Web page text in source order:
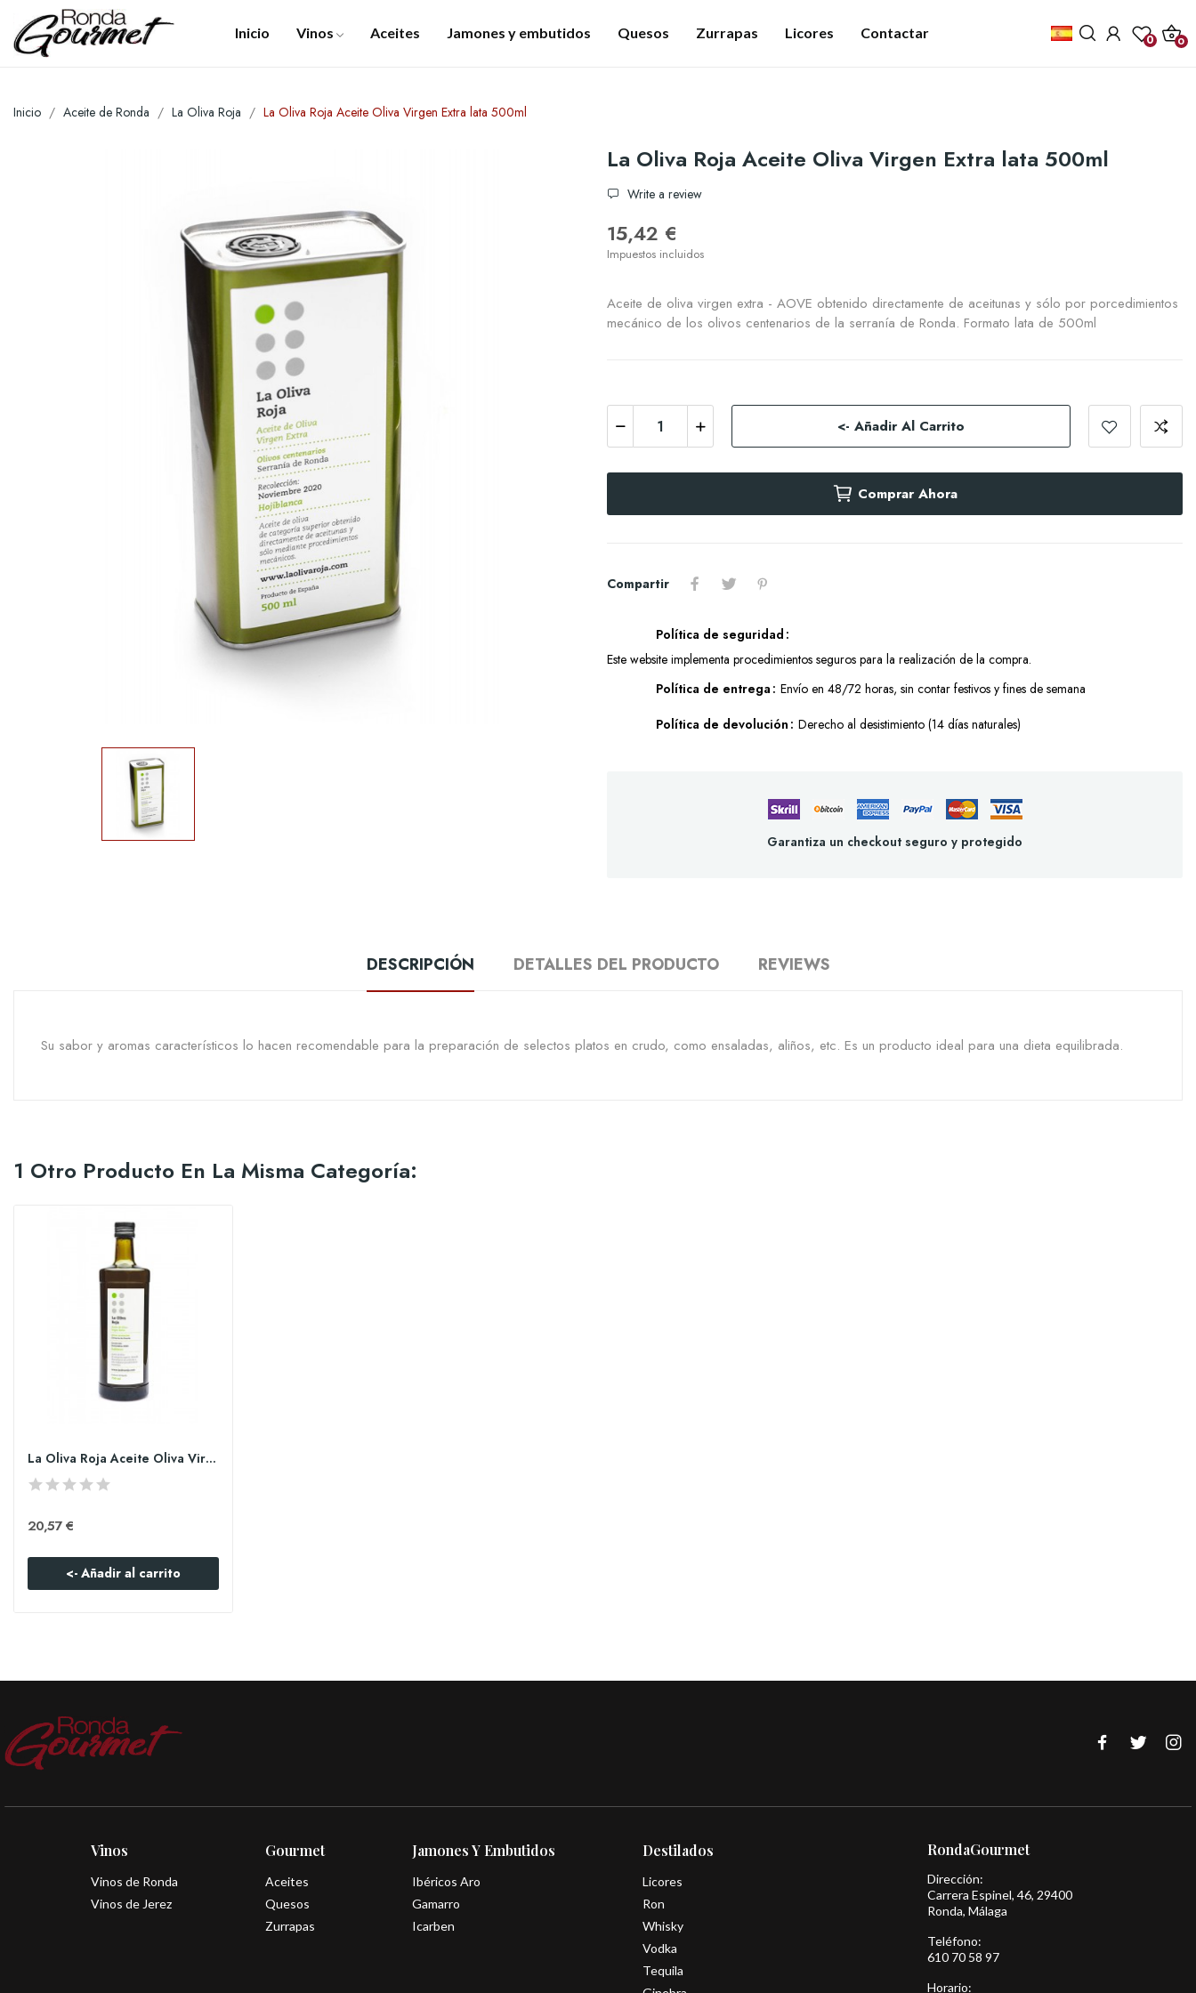
Inicio Vinos Aceites Jamones y embutidos Quesos Zurrapas Licores Contactar 0 0
Inicio Aceite de Ronda La Oliva Roja La Oliva Roja Aceite Oliva Virgen Extra lata 500ml
La Oliva Roja Aceite Oliva Virgen Extra lata 500ml
Write a review
15,42 €
Impuestos incluidos
Aceite de oliva virgen extra - AOVE obtenido directamente de aceitunas y sólo por porcedimientos
mecánico de los olivos centenarios de la serranía de Ronda. Formato lata de 500ml
<- Añadir Al Carrito
Comprar Ahora
Compartir
Política de seguridad
Este website implementa procedimientos seguros para la realización de la compra.
Política de entrega Envío en 48/72 horas, sin contar festivos y fines de semana
Política de devolución Derecho al desistimiento (14 días naturales)
Garantiza un checkout seguro y protegido
DESCRIPCIÓN DETALLES DEL PRODUCTO REVIEWS
Su sabor y aromas característicos lo hacen recomendable para la preparación de selectos platos en crudo, como ensaladas, aliños, etc. Es un producto ideal para una dieta equilibrada.
1 Otro Producto En La Misma Categoría:
La Oliva Roja Aceite Oliva Virgen Extra 750ml
20,57 €
<- Añadir al carrito
Vinos
Vinos de Ronda
Vinos de Jerez
Gourmet
Aceites
Quesos
Zurrapas
Jamones Y Embutidos
Ibéricos Aro
Gamarro
Icarben
Destilados
Licores
Ron
Whisky
Vodka
Tequila
RondaGourmet
Dirección:
Carrera Espinel, 46, 29400
Ronda, Málaga
Teléfono:
610 70 58 97
Horario: